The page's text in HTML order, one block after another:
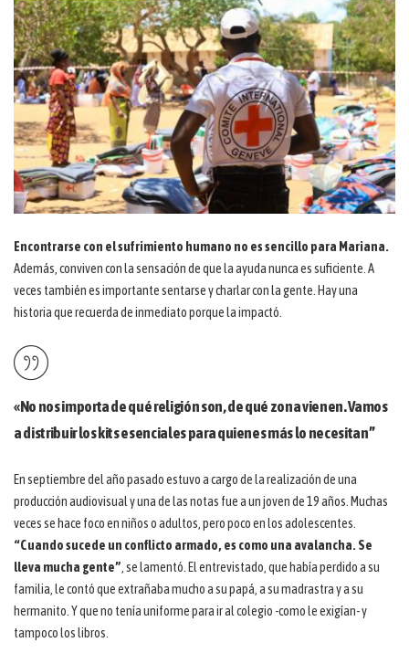
Encontrarse con el sufrimiento humano no es sencillo para Mariana.
Además, conviven con la sensación de que la ayuda nunca es suficiente. A
veces también es importante sentarse y charlar con la gente. Hay una
historia que recuerda de inmediato porque la impactó.
«No nos importa de qué religión son, de qué zona vienen. Vamos
a distribuir los kits esenciales para quienes más lo necesitan”
En septiembre del año pasado estuvo a cargo de la realización de una
producción audiovisual y una de las notas fue a un joven de 19 años. Muchas
veces se hace foco en niños o adultos, pero poco en los adolescentes.
“Cuando sucede un conflicto armado, es como una avalancha. Se
lleva mucha gente” , se lamentó. El entrevistado, que había perdido a su
familia, le contó que extrañaba mucho a su papá, a su madrastra y a su
hermanito. Y que no tenía uniforme para ir al colegio -como le exigían- y
tampoco los libros.